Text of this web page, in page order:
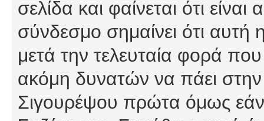
σελίδα και φαίνεται ότι
σύνδεσμο σημαίνει ότι αυτή
μετά την τελευταία φορά που
ακόμη δυνατών να πάει
Σιγουρέψου πρώτα όμως εάν